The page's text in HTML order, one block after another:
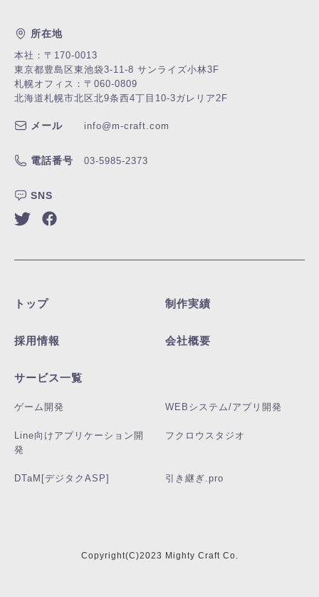
所在地
本社：〒170-0013
東京都豊島区東池袋3-11-8 サンライズ小林3F
札幌オフィス：〒060-0809
北海道札幌市北区北9条西4丁目10-3ガレリア2F
メール info@m-craft.com
電話番号 03-5985-2373
SNS
トップ 制作実績
採用情報 会社概要
サービス一覧
ゲーム開発 WEBシステム/アプリ開発
Line向けアプリケーション開
発
フクロウスタジオ
DTaM[デジタクASP] 引き継ぎ.pro
Copyright(C)2023 Mighty Craft Co.